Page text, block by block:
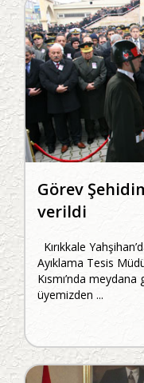
Görev
verildi
Kırıkkale
Ayıklama Tesis
Kısmı’nda
üyemizden ...